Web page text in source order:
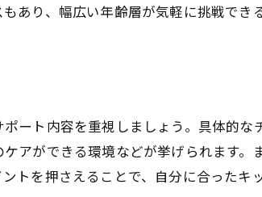
グ体験方法
指す方法
ットネス習慣
イント紹介
あり、幅広い年齢層が気軽に挑戦でき
ート内容を重視しましょう。具体的な
アができる環境などが挙げられます。
トを押さえることで、自分に合ったキ